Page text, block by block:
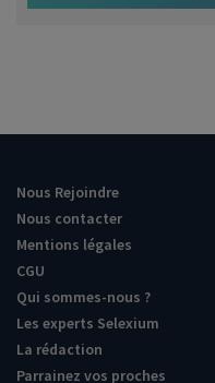
Nous Rejoindre
Nous contacter
Mentions légales
CGU
Qui sommes-nous ?
Les experts Selexium
La rédaction
Parrainez vos proches